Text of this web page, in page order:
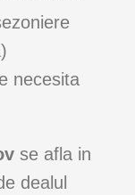
necesita
se afla in
dealul